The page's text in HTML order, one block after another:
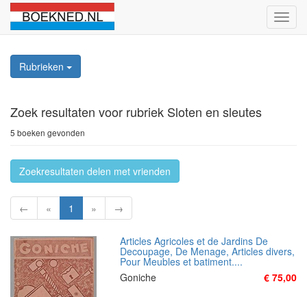
Rubrieken
Zoek resultaten voor rubriek Sloten en sleutes
5 boeken gevonden
Zoekresultaten delen met vrienden
← « 1 » →
Articles Agricoles et de Jardins De
Decoupage, De Menage, Articles divers,
Pour Meubles et batiment....
Goniche
€ 75,00